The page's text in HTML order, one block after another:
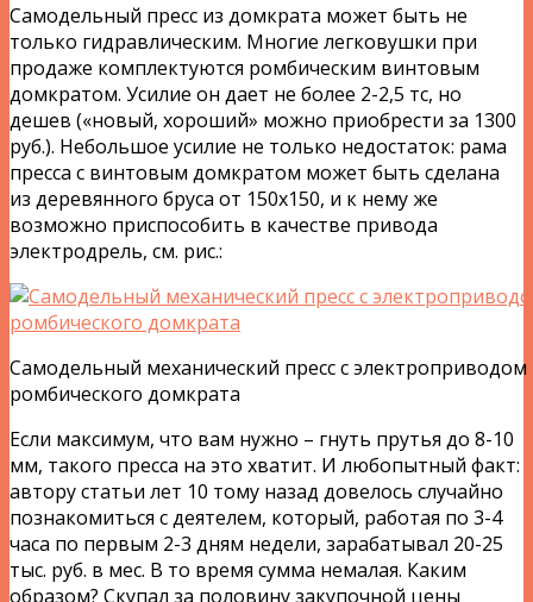
Самодельный пресс из домкрата может быть не
только гидравлическим. Многие легковушки при
продаже комплектуются ромбическим винтовым
домкратом. Усилие он дает не более 2-2,5 тс, но
дешев («новый, хороший» можно приобрести за 1300
руб.). Небольшое усилие не только недостаток: рама
пресса с винтовым домкратом может быть сделана
из деревянного бруса от 150х150, и к нему же
возможно приспособить в качестве привода
электродрель, см. рис.:
Самодельный механический пресс с
ромбического домкрата
Если максимум, что вам нужно – гнуть прутья до 8-10
мм, такого пресса на это хватит. И любопытный факт:
автору статьи лет 10 тому назад довелось случайно
познакомиться с деятелем, который, работая по 3-4
часа по первым 2-3 дням недели, зарабатывал 20-25
тыс. руб. в мес. В то время сумма немалая. Каким
образом? Скупал за половину закупочной цены